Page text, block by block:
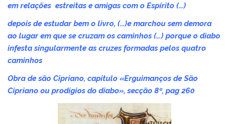
em relações estreitas e amigas com o Espírito (…)
depois de estudar bem o livro, (…)e marchou sem demora
ao lugar em que se cruzam os caminhos (…) porque o diabo
infesta singularmente as cruzes formadas pelos quatro
caminhos
Obra de são Cipriano, capitulo «Erguimanços de São
Cipriano ou prodígios do diabo», secção 8º, pag 260